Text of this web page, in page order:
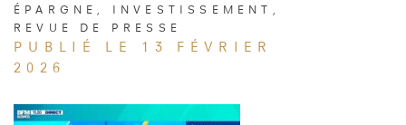
ÉPARGNE , INVESTISSEMENT ,
REVUE DE PRESSE
PUBLIÉ LE 13 FÉVRIER
2026